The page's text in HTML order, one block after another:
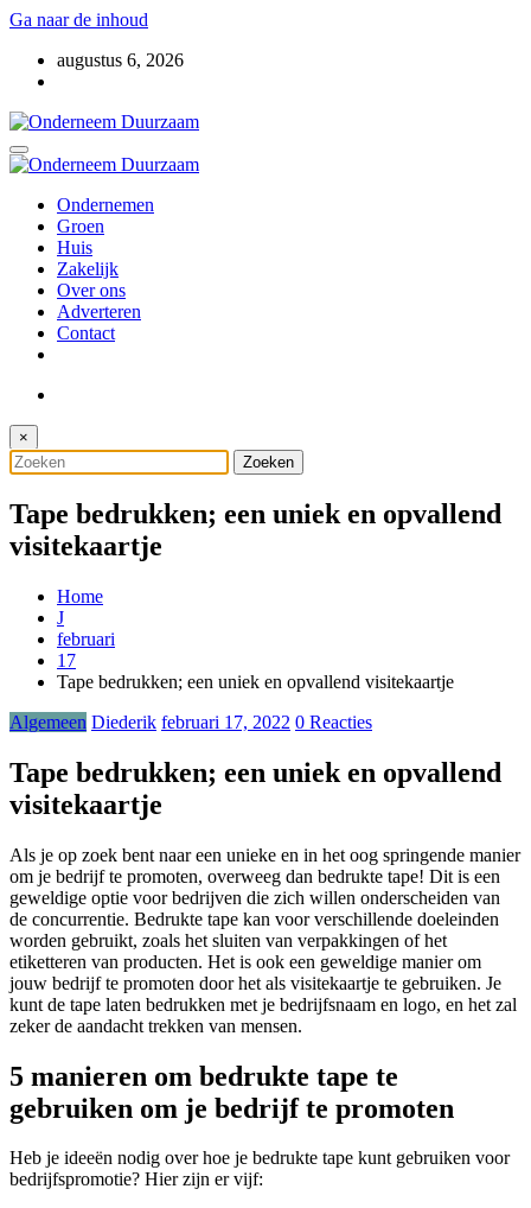
Ga naar de inhoud
augustus 6, 2026
Onderneem Duurzaam
Voor ondernemers met oog voor morgen
Onderneem Duurzaam
Voor ondernemers met oog voor morgen
Ondernemen
Groen
Huis
Zakelijk
Over ons
Adverteren
Contact
×
Tape bedrukken; een uniek en opvallend
visitekaartje
Home
J
februari
17
Tape bedrukken; een uniek en opvallend visitekaartje
Algemeen Diederik februari 17, 2022 0 Reacties
Tape bedrukken; een uniek en opvallend
visitekaartje
Als je op zoek bent naar een unieke en in het oog springende manier
om je bedrijf te promoten, overweeg dan bedrukte tape! Dit is een
geweldige optie voor bedrijven die zich willen onderscheiden van
de concurrentie. Bedrukte tape kan voor verschillende doeleinden
worden gebruikt, zoals het sluiten van verpakkingen of het
etiketteren van producten. Het is ook een geweldige manier om
jouw bedrijf te promoten door het als visitekaartje te gebruiken. Je
kunt de tape laten bedrukken met je bedrijfsnaam en logo, en het zal
zeker de aandacht trekken van mensen.
5 manieren om bedrukte tape te
gebruiken om je bedrijf te promoten
Heb je ideeën nodig over hoe je bedrukte tape kunt gebruiken voor
bedrijfspromotie? Hier zijn er vijf: